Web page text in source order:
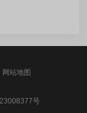
网站地图
号